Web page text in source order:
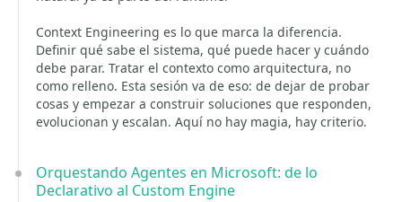
Context Engineering es lo que marca la diferencia.
Definir qué sabe el sistema, qué puede hacer y cuándo
debe parar. Tratar el contexto como arquitectura, no
como relleno. Esta sesión va de eso: de dejar de probar
cosas y empezar a construir soluciones que responden,
evolucionan y escalan. Aquí no hay magia, hay criterio.
Orquestando Agentes en Microsoft: de lo
Declarativo al Custom Engine